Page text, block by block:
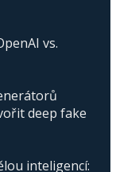
vs.
deep fake
inteligencí: